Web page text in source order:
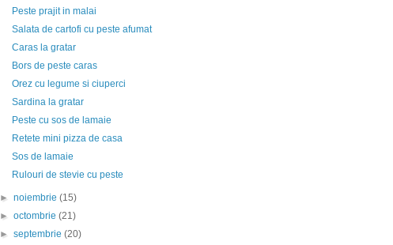
Peste prajit in malai
Salata de cartofi cu peste afumat
Caras la gratar
Bors de peste caras
Orez cu legume si ciuperci
Sardina la gratar
Peste cu sos de lamaie
Retete mini pizza de casa
Sos de lamaie
Rulouri de stevie cu peste
►noiembrie(15)
►octombrie(21)
►septembrie(20)